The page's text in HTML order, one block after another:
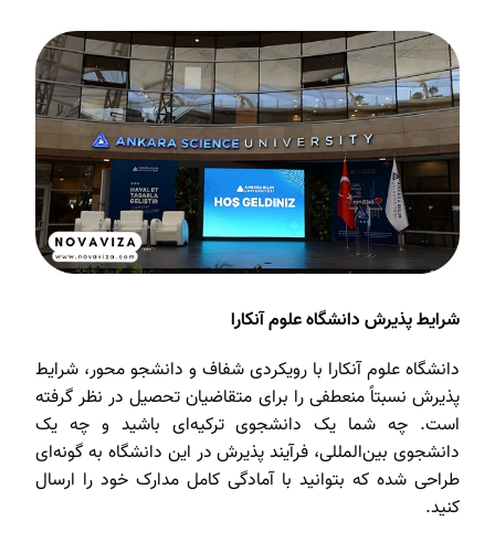
شرایط پذیرش دانشگاه علوم آنکارا
دانشگاه علوم آنکارا با رویکردی شفاف و دانشجو محور، شرایط
پذیرش نسبتاً منعطفی را برای متقاضیان تحصیل در نظر گرفته
است. چه شما یک دانشجوی ترکیه‌ای باشید و چه یک
دانشجوی بین‌المللی، فرآیند پذیرش در این دانشگاه به گونه‌ای
طراحی شده که بتوانید با آمادگی کامل مدارک خود را ارسال
کنید.